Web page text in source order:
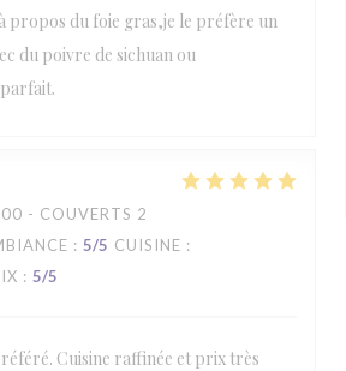
propos du foie gras,je le préfère un
du poivre de sichuan ou
- COUVERTS 2
: 5/5 CUISINE :
: 5/5
Cuisine raffinée et prix très